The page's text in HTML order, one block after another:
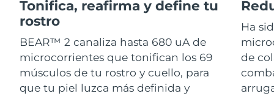
Tonifica, reafirma y define tu
rostro
BEAR™ 2 canaliza hasta 680 uA de
microcorrientes que tonifican los 69
músculos de tu rostro y cuello, para
que tu piel luzca más definida y
Ha
de
For healthy hair
18% PAP
Cosméticos
Comprar todo
Israel
Italia Entrega prevista 8/9/26
Japón Entrega prevista 8/12/26